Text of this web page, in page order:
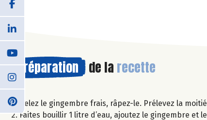
Préparation de la recette
Pelez le gingembre frais, râpez-le. Prélevez la
Faites bouillir 1 litre d’eau, ajoutez le gingembre et